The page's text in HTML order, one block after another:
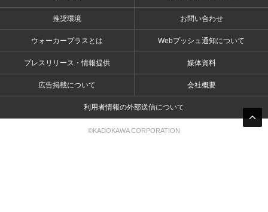
推奨環境 お問い合わせ
ウォーカープラスとは Webプッシュ通知について
プレスリリース・情報提供 媒体資料
広告掲載について 会社概要
利用者情報の外部送信について
©KADOKAWA CORPORATION